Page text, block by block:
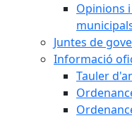
Opinions
Juntes de
Informació
Tauler